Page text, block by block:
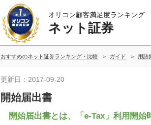
オリコン顧客満足度ランキング
ネット証券
おすすめのネット証券ランキング・比較 ガイド 用語
更新日：2017-09-20
開始届出書
開始届出書とは、「e-Tax」利用開始